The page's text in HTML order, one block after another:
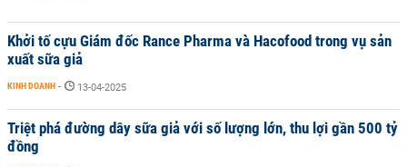
Khởi tố cựu Giám đốc Rance Pharma và Hacofood trong vụ sản
xuất sữa giả
KINH DOANH - 13-04-2025
Triệt phá đường dây sữa giả với số lượng lớn, thu lợi gần 500 tỷ
đồng